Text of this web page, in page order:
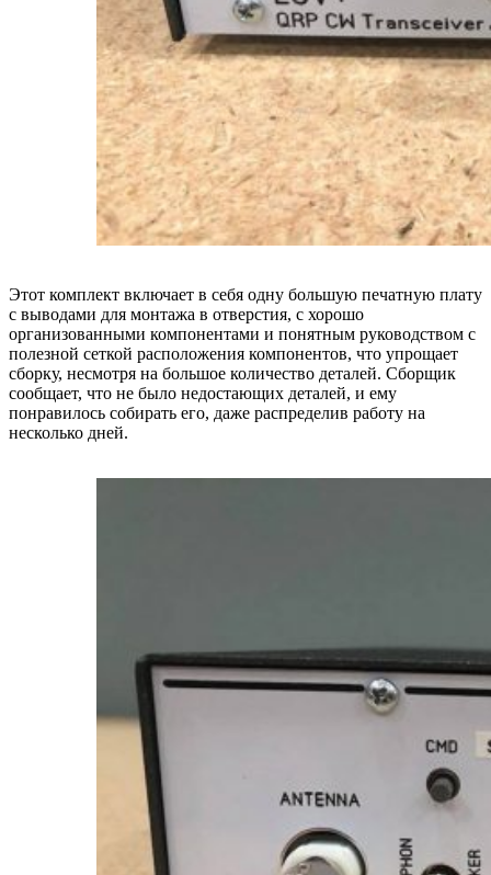
Этот комплект включает в себя одну большую печатную плату
с выводами для монтажа в отверстия, с хорошо
организованными компонентами и понятным руководством с
полезной сеткой расположения компонентов, что упрощает
сборку, несмотря на большое количество деталей. Сборщик
сообщает, что не было недостающих деталей, и ему
понравилось собирать его, даже распределив работу на
несколько дней.